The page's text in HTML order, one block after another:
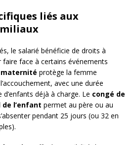
liés aux
le salarié bénéficie de droits à
face à certains événements
protège la femme
avec une durée
déjà à charge. Le congé de
l’enfant permet au père ou au
pendant 25 jours (ou 32 en